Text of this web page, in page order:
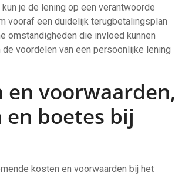
je de lening op een verantwoorde
vooraf een duidelijk terugbetalingsplan
omstandigheden die invloed kunnen
voordelen van een persoonlijke lening
voorwaarden,
boetes bij
kosten en voorwaarden bij het